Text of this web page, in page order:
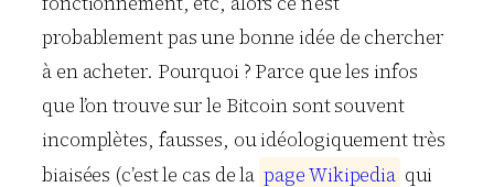
probablement pas une bonne idée de chercher
à en acheter. Pourquoi ? Parce que les infos
que l’on trouve sur le Bitcoin sont souvent
incomplètes, fausses, ou idéologiquement très
biaisées (c’est le cas de la pageWikipedia qui